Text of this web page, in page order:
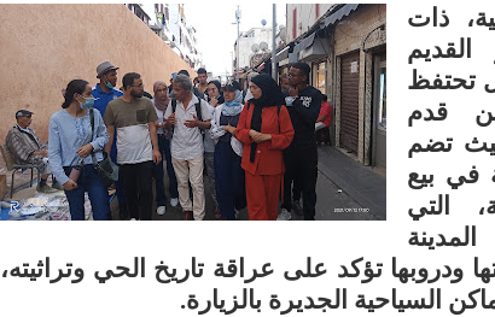
ذات
القديم
تحتفظ
قدم
حيث تضم
في بيع
التي
المدينة
ودروبها تؤكد على عراقة تاريخ الحي وتراثيته،
السياحية الجديرة بالزيارة.